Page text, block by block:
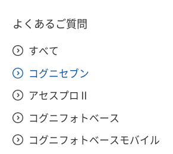
よくあるご質問
すべて
コグニセブン
アセスプロⅡ
コグニフォトベース
コグニフォトベースモバイル